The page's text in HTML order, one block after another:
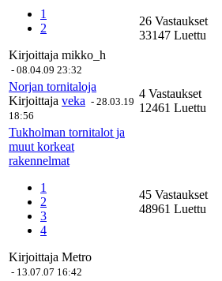
1
2
Kirjoittaja mikko_h
- 08.04.09 23:32
26 Vastaukset
33147 Luettu
Norjan tornitaloja
Kirjoittaja veka - 28.03.19
18:56
4 Vastaukset
12461 Luettu
Tukholman tornitalot ja
muut korkeat
rakennelmat
1
2
3
4
Kirjoittaja Metro
- 13.07.07 16:42
45 Vastaukset
48961 Luettu